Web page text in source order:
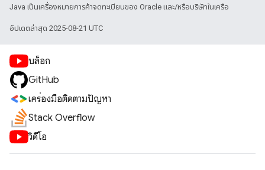
Java เป็นเครื่องหมายการค้าจดทะเบียนของ Oracle และ/หรือบริษัทในเครือ
อัปเดตล่าสุด 2025-08-21 UTC
บล็อก
GitHub
เครื่องมือติดตามปัญหา
Stack Overflow
วิดีโอ